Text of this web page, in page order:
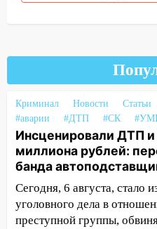
Ульяновской
провернул хитрую
проездными
12:10
Ульяновский
120 тысяч долга
11:49 Снят режим
опасность» на
области
11:30 Кабмин РФ
Криминал Новости
Статьи
#аварии
#ДТП #СК
Инсценировали ДТП
миллиона рублей:
банда
Сегодня, 6 августа, стало
уголовного дела в
преступной группы,